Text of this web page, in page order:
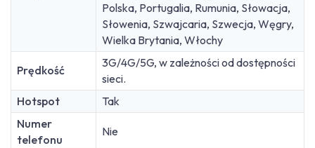
Polska, Portugalia, Rumunia, Słowacja,
Słowenia, Szwajcaria, Szwecja, Węgry,
Wielka Brytania, Włochy
Prędkość
3G/4G/5G, w zależności od dostępności
sieci.
Hotspot
Tak
Numer
telefonu
Nie